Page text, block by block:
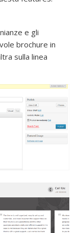
e gli
brochure in
sulla linea